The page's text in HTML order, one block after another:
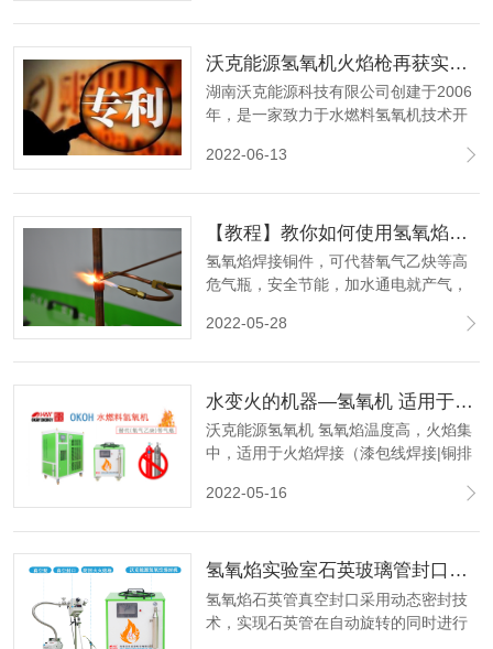
沃克能源氢氧机火焰枪再获实用新型专利
湖南沃克能源科技有限公司创建于2006
年，是一家致力于水燃料氢氧机技术开
氧能源研究中心，在氢氧能源领域我们
2022-06-13
【教程】教你如何使用氢氧焰焊接空调铜管！
氢氧焰焊接铜件，可代替氧气乙炔等高
危气瓶，安全节能，加水通电就产气，
2022-05-28
水变火的机器—氢氧机 适用于漆包线焊接 玻璃管封口 安瓿瓶熔封
沃克能源氢氧机 氢氧焰温度高，火焰集
中，适用于火焰焊接（漆包线焊接|铜排
熔封）、火焰加工处理、火焰节能等领
2022-05-16
氢氧焰实验室石英玻璃管封口，科研路上为您保驾护航
氢氧焰石英管真空封口采用动态密封技
术，实现石英管在自动旋转的同时进行